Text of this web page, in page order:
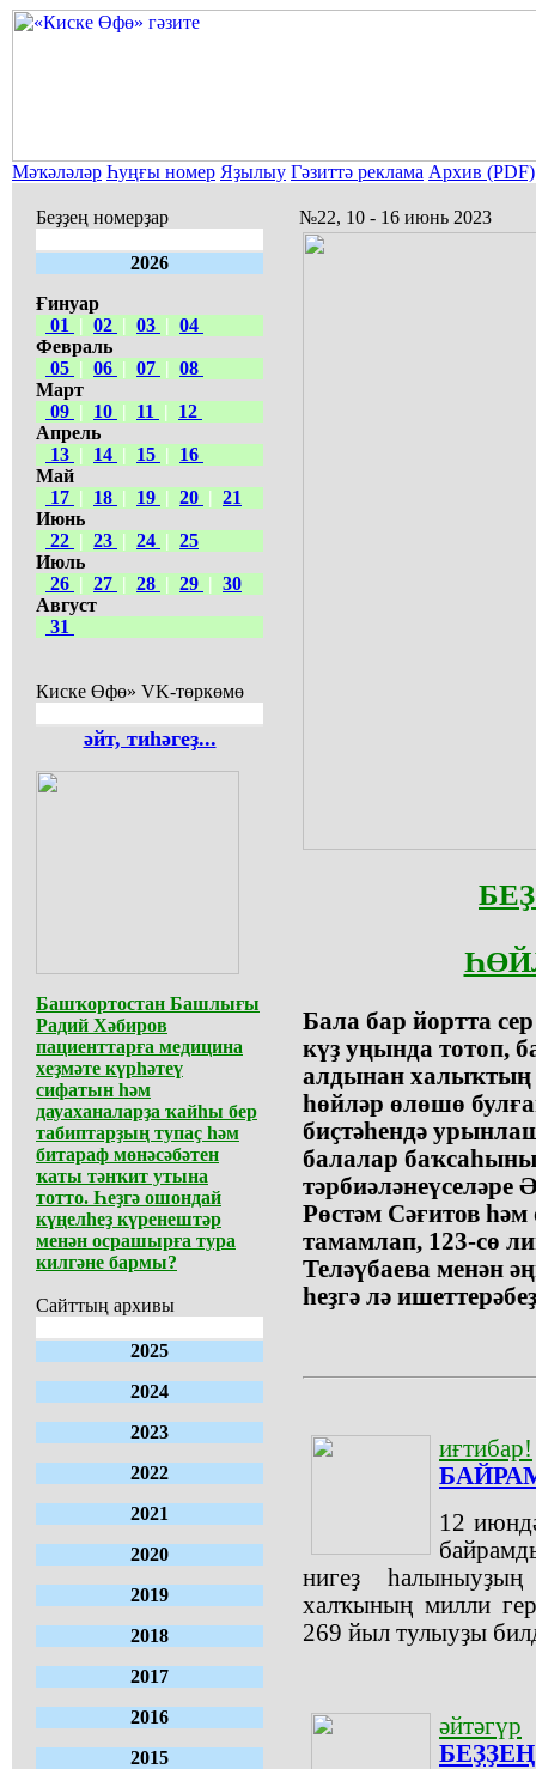
Мәҡәләләр Һуңғы номер Яҙылыу Гәзиттә реклама Архив (PDF)
Беҙҙең номерҙар
2026
Ғинуар
01
| 02 | 03 | 04
Февраль
05 | 06 | 07 | 08
Март
09 | 10 | 11 |
12
Апрель
13 | 14 | 15 |
16
Май
17 | 18 | 19 | 20 | 21
Июнь
22 | 23 | 24 | 25
Июль
26 | 27 | 28 | 29 | 30
Август
31
Киске Өфө» VK-төркөмө
әйт, тиһәгеҙ...
Башҡортостан Башлығы
Радий Хәбиров
пациенттарға медицина
хеҙмәте күрһәтеү
сифатын һәм
дауаханаларҙа ҡайһы бер
табиптарҙың тупаҫ һәм
битараф мөнәсәбәтен
ҡаты тәнҡит утына
тотто. Һеҙгә ошондай
күңелһеҙ күренештәр
менән осрашырға тура
килгәне бармы?
Сайттың архивы
2025
2024
2023
2022
2021
2020
2019
2018
2017
2016
2015
№22, 10 - 16 июнь 2023
Бала бар йортта
күҙ уңында тотоп,
алдынан халыҡтың
һөйләр өлөшө
биҫтәһендә
балалар
Рөстәм Сәғитов
тамамлап, 123-сө
Теләүбаева менән
һеҙгә лә
иғтибар!
12
нигеҙ
халҡының милли
269 йыл тулыуҙы
әйтәгүр